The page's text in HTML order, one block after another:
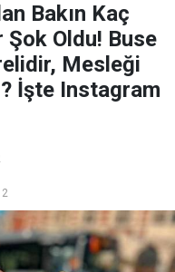
Bakın Kaç
Şok Oldu! Buse
Mesleği
İşte Instagram